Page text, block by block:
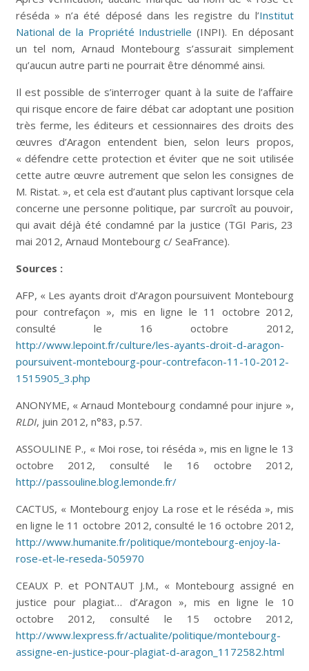
réséda » n’a été déposé dans les registre du l’Institut
National de la Propriété Industrielle (INPI). En déposant
un tel nom, Arnaud Montebourg s’assurait simplement
qu’aucun autre parti ne pourrait être dénommé ainsi.
Il est possible de s’interroger quant à la suite de l’affaire
qui risque encore de faire débat car adoptant une position
très ferme, les éditeurs et cessionnaires des droits des
œuvres d’Aragon entendent bien, selon leurs propos,
« défendre cette protection et éviter que ne soit utilisée
cette autre œuvre autrement que selon les consignes de
M. Ristat. », et cela est d’autant plus captivant lorsque cela
concerne une personne politique, par surcroît au pouvoir,
qui avait déjà été condamné par la justice (TGI Paris, 23
mai 2012, Arnaud Montebourg c/ SeaFrance).
Sources :
AFP, « Les ayants droit d’Aragon poursuivent Montebourg
pour contrefaçon », mis en ligne le 11 octobre 2012,
consulté le 16 octobre 2012,
http://www.lepoint.fr/culture/les-ayants-droit-d-aragon-
poursuivent-montebourg-pour-contrefacon-11-10-2012-
1515905_3.php
ANONYME, « Arnaud Montebourg condamné pour injure »,
RLDI, juin 2012, n°83, p.57.
ASSOULINE P., « Moi rose, toi réséda », mis en ligne le 13
octobre 2012, consulté le 16 octobre 2012,
http://passouline.blog.lemonde.fr/
CACTUS, « Montebourg enjoy La rose et le réséda », mis
en ligne le 11 octobre 2012, consulté le 16 octobre 2012,
http://www.humanite.fr/politique/montebourg-enjoy-la-
rose-et-le-reseda-505970
CEAUX P. et PONTAUT J.M., « Montebourg assigné en
justice pour plagiat… d’Aragon », mis en ligne le 10
octobre 2012, consulté le 15 octobre 2012,
http://www.lexpress.fr/actualite/politique/montebourg-
assigne-en-justice-pour-plagiat-d-aragon_1172582.html